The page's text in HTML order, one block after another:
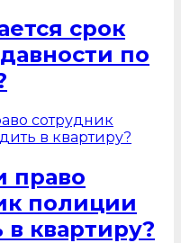
срок
по
право
полиции
в квартиру?